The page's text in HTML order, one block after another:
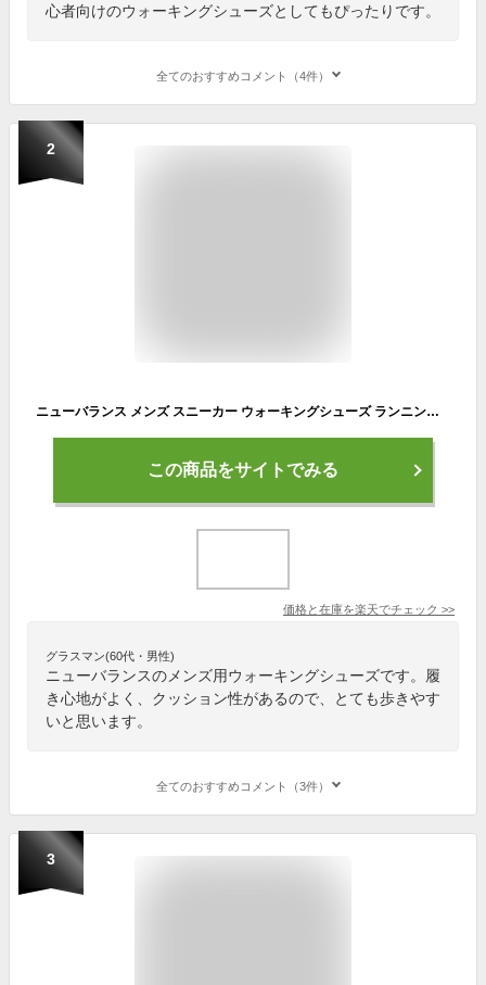
心者向けのウォーキングシューズとしてもぴったりです。
全てのおすすめコメント（4件）
2
ニューバランス メンズ スニーカー ウォーキングシューズ ランニングシューズ 運動靴 4E New Balance
この商品をサイトでみる
価格と在庫を楽天でチェック >>
グラスマン(60代・男性)
ニューバランスのメンズ用ウォーキングシューズです。履
き心地がよく、クッション性があるので、とても歩きやす
いと思います。
全てのおすすめコメント（3件）
3